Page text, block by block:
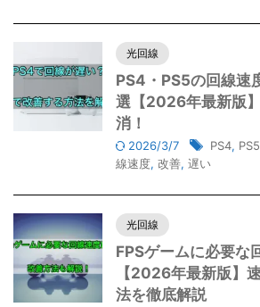
光回線
PS4・PS5の回線速
選【2026年最新版
消！
2026/3/7 PS4, PS5
線速度, 改善, 遅い
光回線
FPSゲームに必要な
【2026年最新版】
法を徹底解説